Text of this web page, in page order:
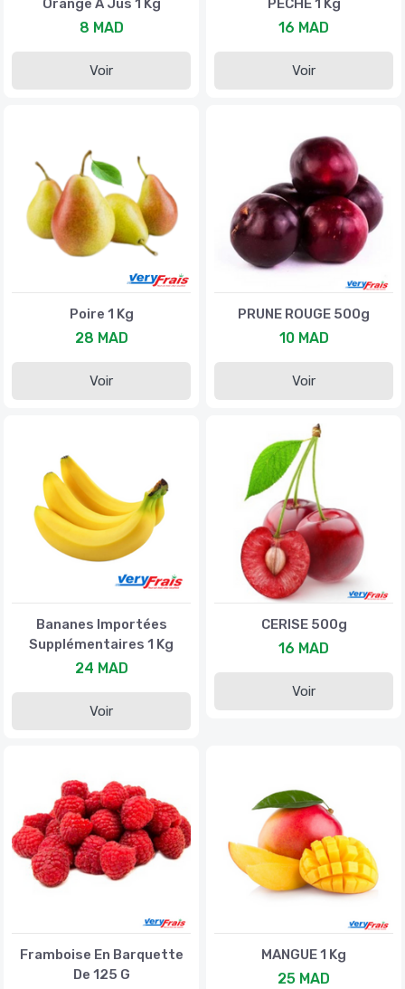
Orange À Jus 1 Kg
8 MAD
Voir
PECHE 1 Kg
16 MAD
Voir
Poire 1 Kg
28 MAD
Voir
PRUNE ROUGE 500g
10 MAD
Voir
Bananes Importées
Supplémentaires 1 Kg
24 MAD
Voir
CERISE 500g
16 MAD
Voir
Framboise En Barquette
De 125 G
MANGUE 1 Kg
25 MAD